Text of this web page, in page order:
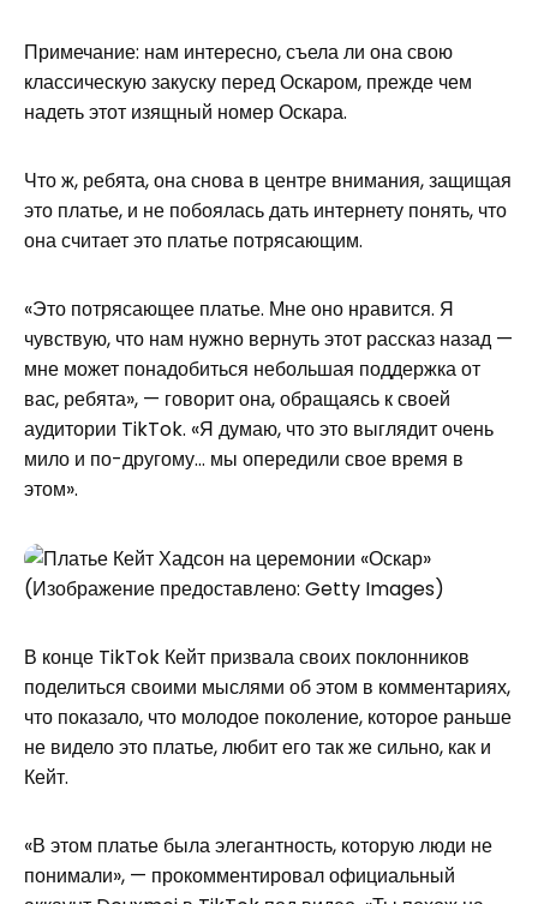
Примечание: нам интересно, съела ли она свою
классическую закуску перед Оскаром, прежде чем
надеть этот изящный номер Оскара.
Что ж, ребята, она снова в центре внимания, защищая
это платье, и не побоялась дать интернету понять, что
она считает это платье потрясающим.
«Это потрясающее платье. Мне оно нравится. Я
чувствую, что нам нужно вернуть этот рассказ назад —
мне может понадобиться небольшая поддержка от
вас, ребята», — говорит она, обращаясь к своей
аудитории TikTok. «Я думаю, что это выглядит очень
мило и по-другому… мы опередили свое время в
этом».
(Изображение предоставлено: Getty Images)
В конце TikTok Кейт призвала своих поклонников
поделиться своими мыслями об этом в комментариях,
что показало, что молодое поколение, которое раньше
не видело это платье, любит его так же сильно, как и
Кейт.
«В этом платье была элегантность, которую люди не
понимали», — прокомментировал официальный